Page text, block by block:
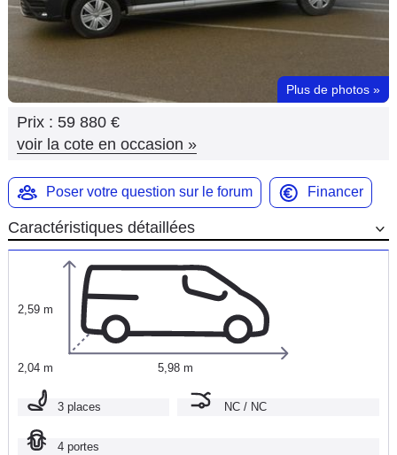
Forum
Plus de photos »
Prix : 59 880 €
voir la cote en occasion »
Poser votre question sur le forum Financer
Caractéristiques détaillées
2,59 m
2,04 m 5,98 m
3 places NC / NC
4 portes